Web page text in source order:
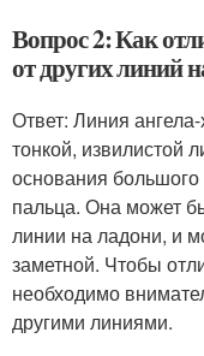
Вопрос 2: Как
от других линий
Ответ: Линия
тонкой, извилистой
основания
пальца. Она может
линии на ладони, и
заметной. Чтобы
необходимо
другими линиями.